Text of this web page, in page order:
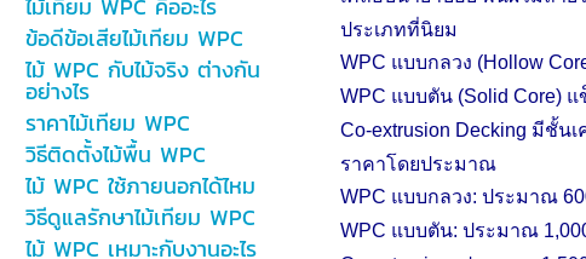
ไม้เทียม WPC คืออะไร
ข้อดีข้อเสียไม้เทียม WPC
ไม้ WPC กับไม้จริง ต่างกัน
อย่างไร
ราคาไม้เทียม WPC
วิธีติดตั้งไม้พื้น WPC
ไม้ WPC ใช้ภายนอกได้ไหม
วิธีดูแลรักษาไม้เทียม WPC
ไม้ WPC เหมาะกับงานอะไร
ประเภทที่นิยม
WPC แบบกลวง (Hollow
WPC แบบตัน (Solid Core) แ
Co-extrusion Decking มีชั้นเ
ราคาโดยประมาณ
WPC แบบกลวง: ประมาณ
WPC แบบตัน: ประมาณ 1,